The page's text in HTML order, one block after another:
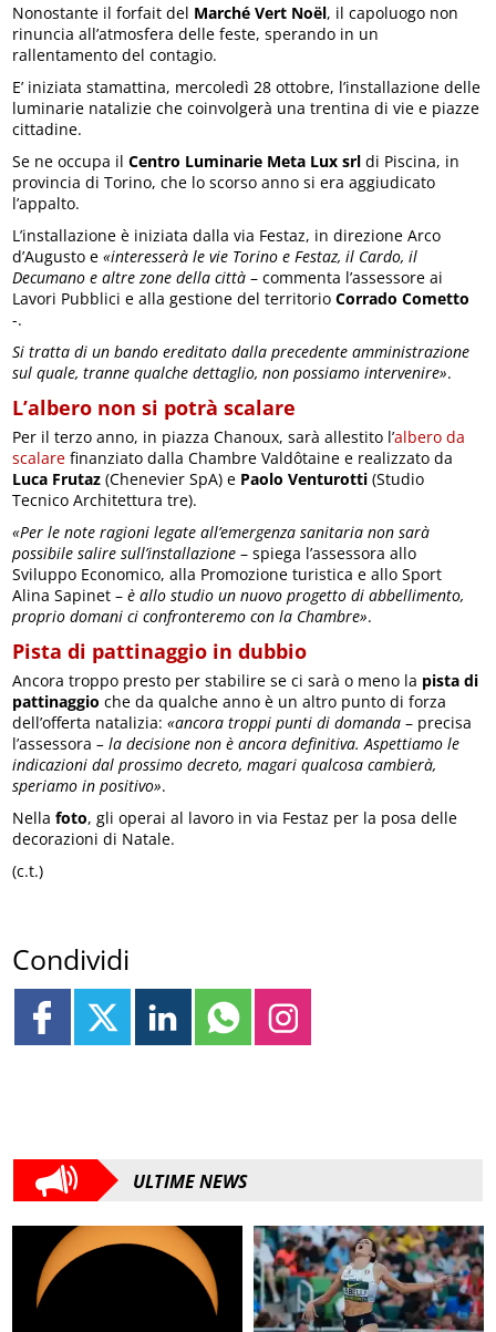
Nonostante il forfait del Marché Vert Noël, il capoluogo non
rinuncia all’atmosfera delle feste, sperando in un
rallentamento del contagio.
E’ iniziata stamattina, mercoledì 28 ottobre, l’installazione delle
luminarie natalizie che coinvolgerà una trentina di vie e piazze
cittadine.
Se ne occupa ilCentro Luminarie Meta Lux srl di Piscina, in
provincia di Torino, che lo scorso anno si era aggiudicato
l’appalto.
L’installazione è iniziata dalla via Festaz, in direzione Arco
d’Augusto e«interesserà le vie Torino e Festaz, il Cardo, il
Decumano e altre zone della città – commenta l’assessore ai
Lavori Pubblici e alla gestione del territorioCorrado Cometto
-.
Si tratta di un bando ereditato dalla precedente amministrazione
sul quale, tranne qualche dettaglio, non possiamo intervenire».
L’albero non si potrà scalare
Per il terzo anno, in piazza Chanoux, sarà allestito l’albero da
scalare finanziato dalla Chambre Valdôtaine e realizzato da
Luca Frutaz (Chenevier SpA) e Paolo Venturotti (Studio
Tecnico Architettura tre).
«Per le note ragioni legate all’emergenza sanitaria non sarà
possibile salire sull’installazione – spiega l’assessora allo
Sviluppo Economico, alla Promozione turistica e allo Sport
Alina Sapinet –è allo studio un nuovo progetto di abbellimento,
proprio domani ci confronteremo con la Chambre».
Pista di pattinaggio in dubbio
Ancora troppo presto per stabilire se ci sarà o meno la pista di
pattinaggio che da qualche anno è un altro punto di forza
dell’offerta natalizia: «ancora troppi punti di domanda – precisa
l’assessora– la decisione non è ancora definitiva. Aspettiamo le
indicazioni dal prossimo decreto, magari qualcosa cambierà,
speriamo in positivo».
Nella foto, gli operai al lavoro in via Festaz per la posa delle
decorazioni di Natale.
(c.t.)
Condividi
ULTIME NEWS